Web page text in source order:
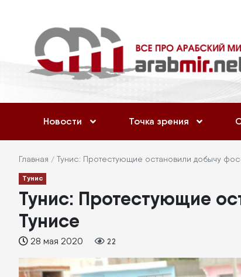
основному
содержанию
учётной
записи
пользователя
Новости Точка зрения
Строка
навигации
Главная Тунис: Протестующие остановили добычу
Тунис
Тунис: Протестующие
Тунисе
28 мая 2020 22